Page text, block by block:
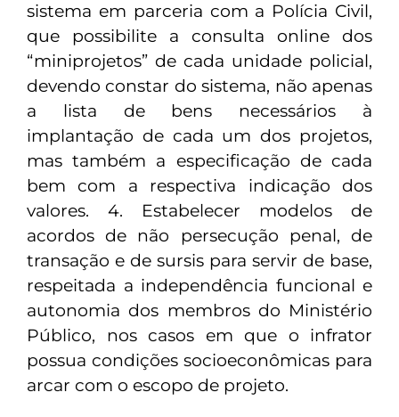
sistema em parceria com a Polícia Civil,
que possibilite a consulta online dos
“miniprojetos” de cada unidade policial,
devendo constar do sistema, não apenas
a lista de bens necessários à
implantação de cada um dos projetos,
mas também a especificação de cada
bem com a respectiva indicação dos
valores. 4. Estabelecer modelos de
acordos de não persecução penal, de
transação e de sursis para servir de base,
respeitada a independência funcional e
autonomia dos membros do Ministério
Público, nos casos em que o infrator
possua condições socioeconômicas para
arcar com o escopo de projeto.